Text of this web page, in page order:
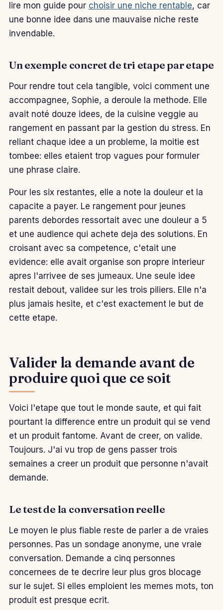
lire mon guide pour choisir une niche rentable, car
une bonne idee dans une mauvaise niche reste
invendable.
Un exemple concret de tri etape par etape
Pour rendre tout cela tangible, voici comment une
accompagnee, Sophie, a deroule la methode. Elle
avait noté douze idees, de la cuisine veggie au
rangement en passant par la gestion du stress. En
reliant chaque idee a un probleme, la moitie est
tombee: elles etaient trop vagues pour formuler
une phrase claire.
Pour les six restantes, elle a note la douleur et la
capacite a payer. Le rangement pour jeunes
parents debordes ressortait avec une douleur a 5
et une audience qui achete deja des solutions. En
croisant avec sa competence, c'etait une
evidence: elle avait organise son propre interieur
apres l'arrivee de ses jumeaux. Une seule idee
restait debout, validee sur les trois piliers. Elle n'a
plus jamais hesite, et c'est exactement le but de
cette etape.
Valider la demande avant de
produire quoi que ce soit
Voici l'etape que tout le monde saute, et qui fait
pourtant la difference entre un produit qui se vend
et un produit fantome. Avant de creer, on valide.
Toujours. J'ai vu trop de gens passer trois
semaines a creer un produit que personne n'avait
demande.
Le test de la conversation reelle
Le moyen le plus fiable reste de parler a de vraies
personnes. Pas un sondage anonyme, une vraie
conversation. Demande a cinq personnes
concernees de te decrire leur plus gros blocage
sur le sujet. Si elles emploient les memes mots, ton
produit est presque ecrit.